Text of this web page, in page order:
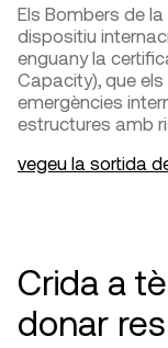
Els Bombers de
dispositiu
enguany la
Capacity), que
emergències
estructures amb
vegeu la sortida
Crida a
donar